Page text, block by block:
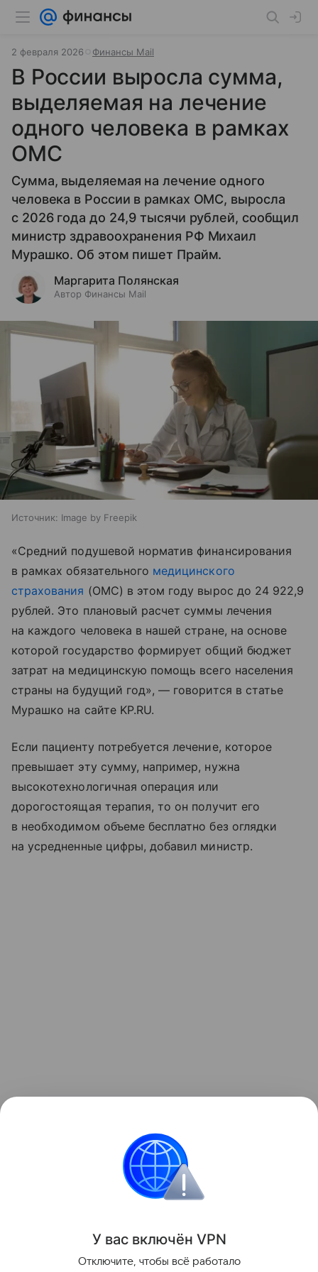
2 февраля 2026 Финансы Mail
В России выросла сумма,
выделяемая на лечение
одного человека в рамках
ОМС
Сумма, выделяемая на лечение одного
человека в России в рамках ОМС, выросла
с 2026 года до 24,9 тысячи рублей, сообщил
министр здравоохранения РФ Михаил
Мурашко. Об этом пишет Прайм.
Маргарита Полянская
Автор Финансы Mail
Источник: Image by Freepik
«Средний подушевой норматив финансирования
в рамках обязательного медицинского
страхования (ОМС) в этом году вырос до 24 922,9
рублей. Это плановый расчет суммы лечения
на каждого человека в нашей стране, на основе
которой государство формирует общий бюджет
затрат на медицинскую помощь всего населения
страны на будущий год», — говорится в статье
Мурашко на сайте KP.RU.
Если пациенту потребуется лечение, которое
превышает эту сумму, например, нужна
высокотехнологичная операция или
дорогостоящая терапия, то он получит его
в необходимом объеме бесплатно без оглядки
на усредненные цифры, добавил министр.
Данная информация носит исключительно
информационный (ознакомительный) характер
и не является индивидуальной инвестиционной
У вас включён VPN
Отключите, чтобы всё работало